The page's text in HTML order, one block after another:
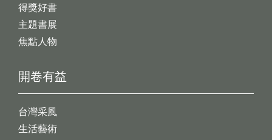
開卷有益
台灣采風
生活藝術
得獎好書
主題書展
焦點人物